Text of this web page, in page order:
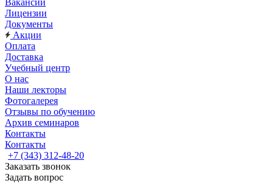
Вакансии
Лицензии
Документы
Акции
Оплата
Доставка
Учебный центр
О нас
Наши лекторы
Фотогалерея
Отзывы по обучению
Архив семинаров
Контакты
Контакты
+7 (343) 312-48-20
Заказать звонок
Задать вопрос